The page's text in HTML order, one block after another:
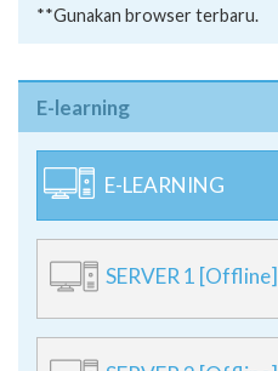
**Gunakan browser terbaru.
E-learning
E-LEARNING
SERVER 1 [Offline]